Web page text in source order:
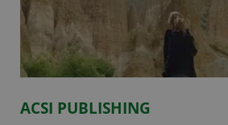
ACSI PUBLISHING